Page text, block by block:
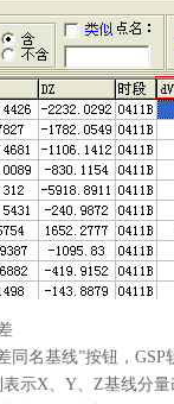
名基线”按钮，
示X、Y、Z基线分